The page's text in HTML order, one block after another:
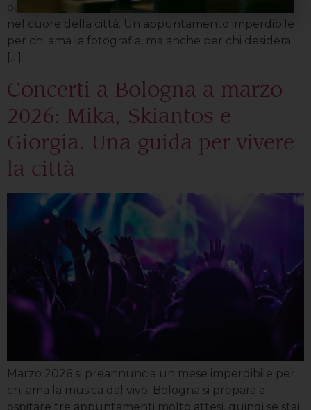
occasione per immergersi nella fotografia d’autore
nel cuore della città. Un appuntamento imperdibile
per chi ama la fotografia, ma anche per chi desidera
[…]
Concerti a Bologna a marzo
2026: Mika, Skiantos e
Giorgia. Una guida per vivere
la città
Marzo 2026 si preannuncia un mese imperdibile per
chi ama la musica dal vivo. Bologna si prepara a
ospitare tre appuntamenti molto attesi, quindi se stai